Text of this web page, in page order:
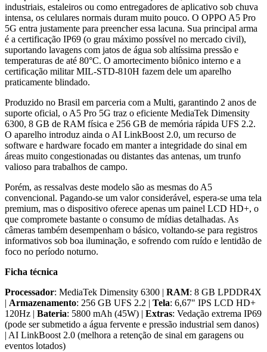
industriais, estaleiros ou como entregadores de aplicativo sob chuva
intensa, os celulares normais duram muito pouco. O OPPO A5 Pro
5G entra justamente para preencher essa lacuna. Sua principal arma
é a certificação IP69 (o grau máximo possível no mercado civil),
suportando lavagens com jatos de água sob altíssima pressão e
temperaturas de até 80°C. O amortecimento biônico interno e a
certificação militar MIL-STD-810H fazem dele um aparelho
praticamente blindado.
Produzido no Brasil em parceria com a Multi, garantindo 2 anos de
suporte oficial, o A5 Pro 5G traz o eficiente MediaTek Dimensity
6300, 8 GB de RAM física e 256 GB de memória rápida UFS 2.2.
O aparelho introduz ainda o AI LinkBoost 2.0, um recurso de
software e hardware focado em manter a integridade do sinal em
áreas muito congestionadas ou distantes das antenas, um trunfo
valioso para trabalhos de campo.
Porém, as ressalvas deste modelo são as mesmas do A5
convencional. Pagando-se um valor considerável, espera-se uma tela
premium, mas o dispositivo oferece apenas um painel LCD HD+, o
que compromete bastante o consumo de mídias detalhadas. As
câmeras também desempenham o básico, voltando-se para registros
informativos sob boa iluminação, e sofrendo com ruído e lentidão de
foco no período noturno.
Ficha técnica
Processador: MediaTek Dimensity 6300 | RAM: 8 GB LPDDR4X
| Armazenamento: 256 GB UFS 2.2 | Tela: 6,67" IPS LCD HD+
120Hz | Bateria: 5800 mAh (45W) | Extras: Vedação extrema IP69
(pode ser submetido a água fervente e pressão industrial sem danos)
| AI LinkBoost 2.0 (melhora a retenção de sinal em garagens ou
eventos lotados)